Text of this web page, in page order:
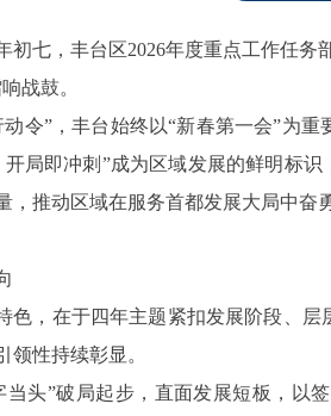
初七，丰台区2026年度重点工作任务
战鼓。
动令”，丰台始终以“新春第一会”为
局即冲刺”成为区域发展的鲜明标
，推动区域在服务首都发展大局中奋
色，在于四年主题紧扣发展阶段、
领性持续彰显。
当头”破局起步，直面发展短板，